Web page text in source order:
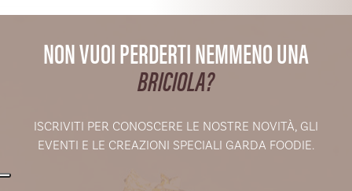
NON VUOI PERDERTI NEMMENO UNA
BRICIOLA?
ISCRIVITI PER CONOSCERE LE NOSTRE NOVITÀ, GLI
EVENTI E LE CREAZIONI SPECIALI GARDA FOODIE.